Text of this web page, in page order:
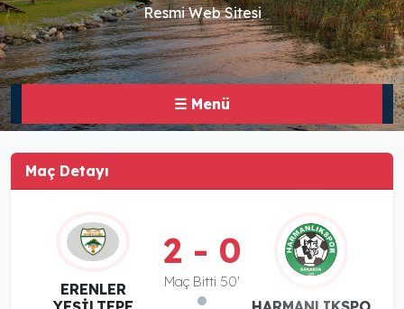
Resmi Web Sitesi
☰ Menü
Maç Detayı
ERENLER
2 - 0
Maç Bitti 50'